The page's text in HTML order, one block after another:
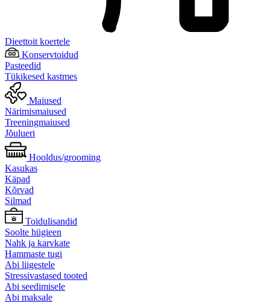
Dieettoit koertele
Konservtoidud
Pasteedid
Tükikesed kastmes
Maiused
Närimismaiused
Treeningmaiused
Jõulueri
Hooldus/grooming
Kasukas
Käpad
Kõrvad
Silmad
Toidulisandid
Soolte hügieen
Nahk ja karvkate
Hammaste tugi
Abi liigestele
Stressivastased tooted
Abi seedimisele
Abi maksale